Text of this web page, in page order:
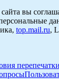
вы
top.mail.ru,
перепечатки